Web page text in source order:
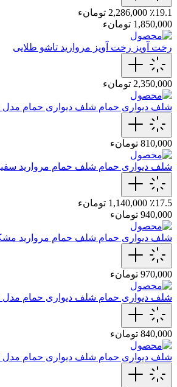
٪19.1 2,286,000 تومانء
1,850,000 تومانء
رخت آویز رخت‌ آویز مروارید تاشو طلایی
2,350,000 تومانء
شلف دیواری حمام شلف دیواری حمام مدل S105B
810,000 تومانء
شلف دیواری حمام شلف حمام مروارید
٪17.5 1,140,000 تومانء
940,000 تومانء
شلف دیواری حمام شلف حمام مروارید
970,000 تومانء
شلف دیواری حمام شلف دیواری حمام مدل S117B
840,000 تومانء
شلف دیواری حمام شلف دیواری حمام مدل S109B